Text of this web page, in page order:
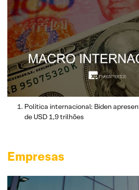
Política internacional: Biden
de USD 1,9 trilhões
Empresas